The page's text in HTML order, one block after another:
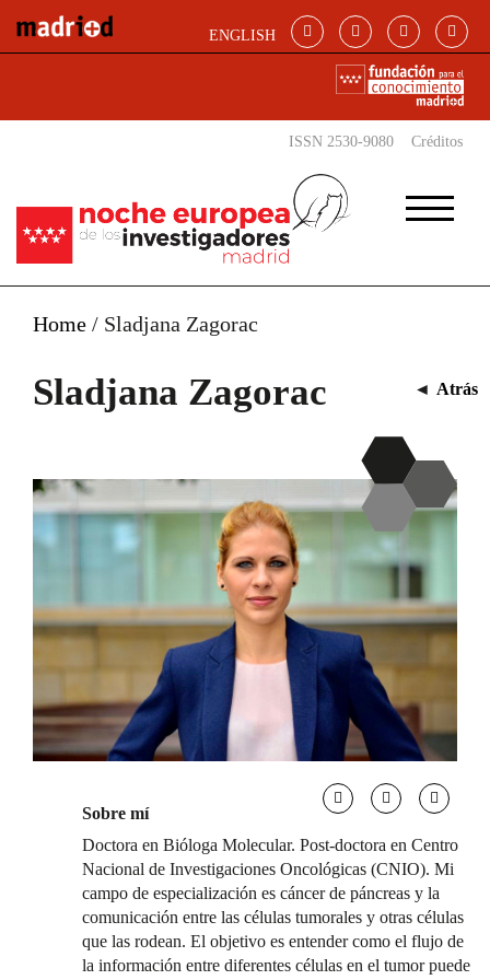
ENGLISH
ISSN 2530-9080 Créditos
Home / Sladjana Zagorac
Sladjana Zagorac ◄ Atrás
Sobre mí
Doctora en Bióloga Molecular. Post-doctora en Centro
Nacional de Investigaciones Oncológicas (CNIO). Mi
campo de especialización es cáncer de páncreas y la
comunicación entre las células tumorales y otras células
que las rodean. El objetivo es entender como el flujo de
la información entre diferentes células en el tumor puede